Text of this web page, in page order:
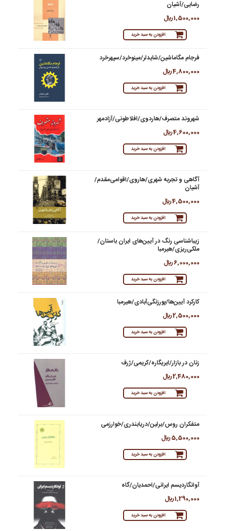
رضایی/آشیان
1,500,000 ريال
افزودن به سبد خرید
فرجام مگاماشین/شایدلر/مینوخرد/سپهرخرد
4,800,000 ريال
افزودن به سبد خرید
شهروند متصرف/هاردوی/افلاطونی/آزادمهر
4,600,000 ريال
افزودن به سبد خرید
آگاهی و تجربه شهری/هاروی/اقوامی‌مقدم/
آشیان
4,500,000 ريال
افزودن به سبد خرید
زیباشناسی رنگ در آیین‌های ایران باستان/
ملکی‌ریزی/هیرمبا
6,000,000 ريال
افزودن به سبد خرید
کارکرد آیین‌ها/پورزنگی‌آبادی/هیرمبا
2,500,000 ريال
افزودن به سبد خرید
زنان در بازار/ایریگاره/کریمی/ژرف
2,480,000 ريال
افزودن به سبد خرید
متفکران روس/برلین/دریابندری/خوارزمی
5,500,000 ريال
افزودن به سبد خرید
آوانگاردیسم ایرانی/احمدیان/گاه
1,290,000 ريال
افزودن به سبد خرید